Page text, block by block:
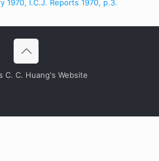
1970, I.C.J. Reports 1970, p.3.
C. C. Huang's Website